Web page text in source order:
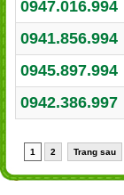
0947.016.994
0941.856.994
0945.897.994
0942.386.997
1 2 Trang sau